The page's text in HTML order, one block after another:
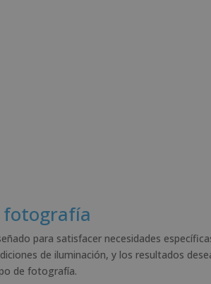
fotografía
para satisfacer necesidades
de iluminación, y los resultados
de fotografía.